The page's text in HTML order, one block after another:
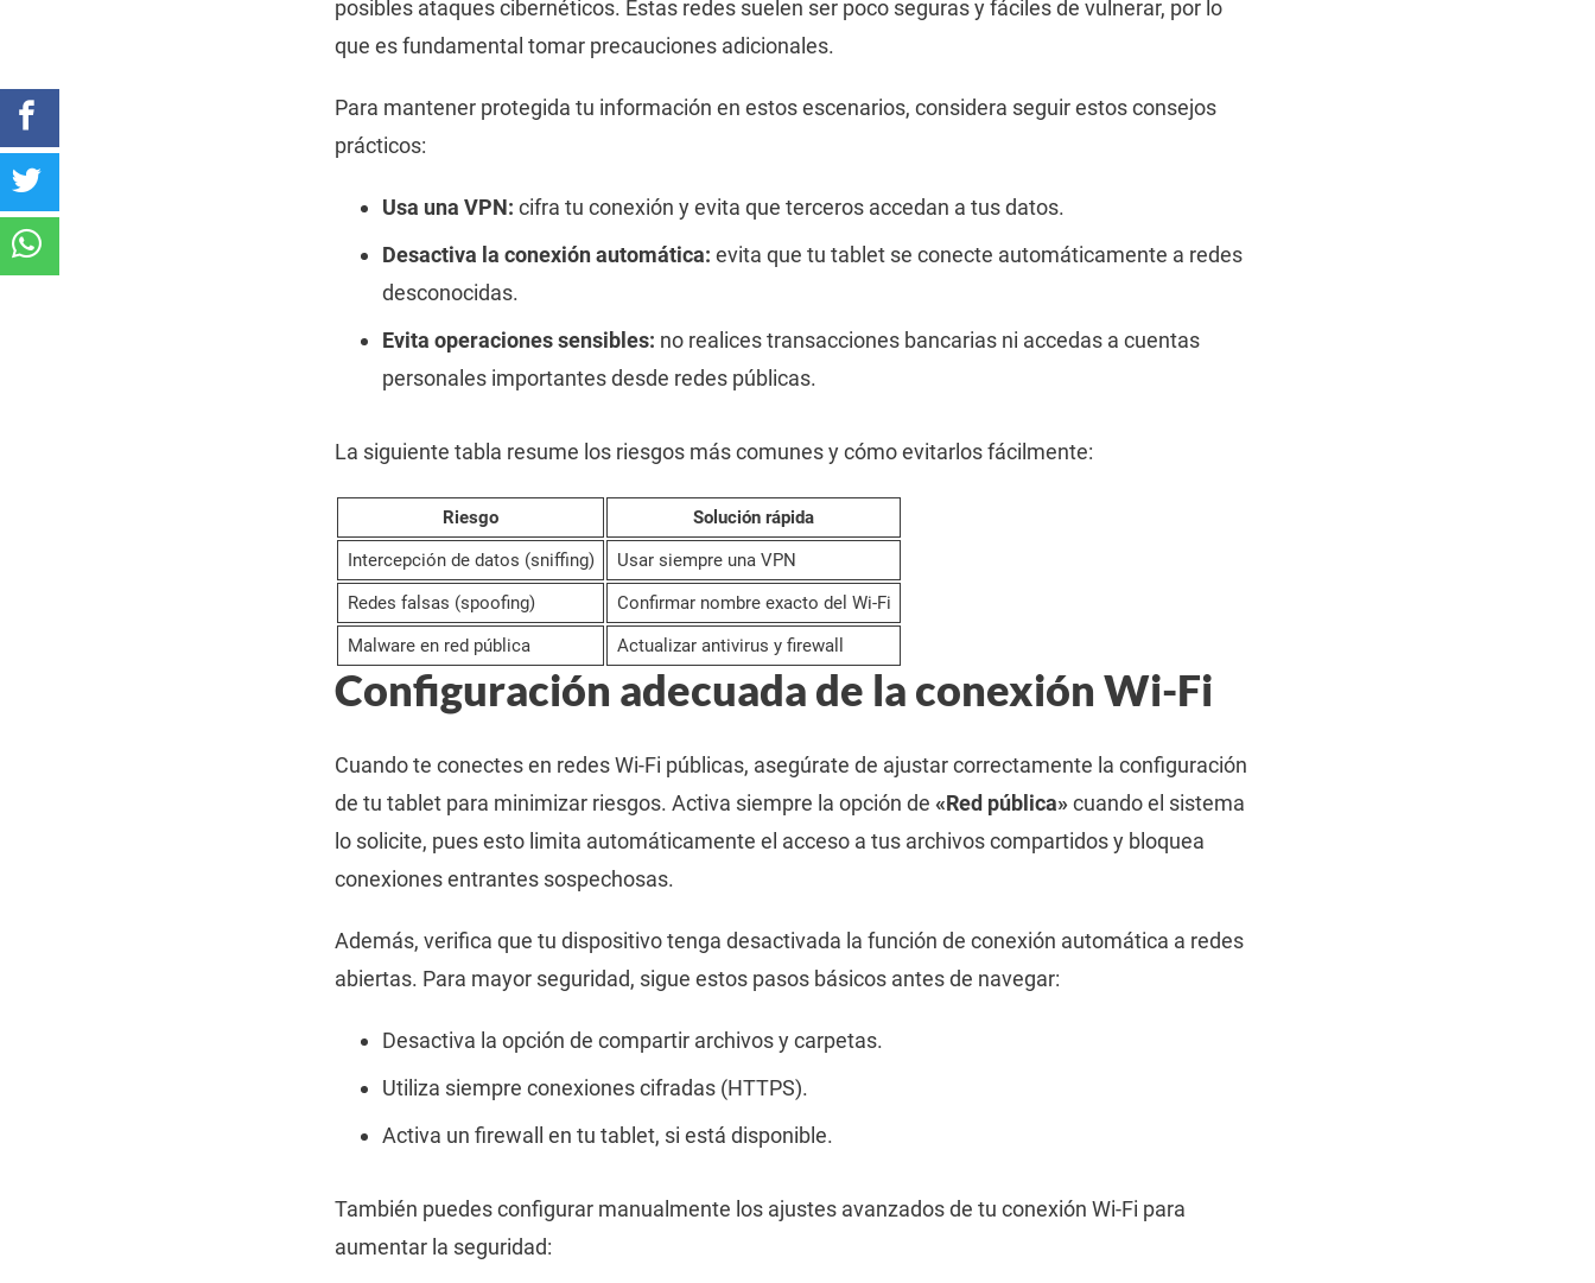
posibles ataques cibernéticos. Estas redes suelen ser poco seguras y fáciles de vulnerar, por lo
que es fundamental tomar precauciones adicionales.
Para mantener protegida tu información en estos escenarios, considera seguir estos consejos
prácticos:
Usa una VPN: cifra tu conexión y evita que terceros accedan a tus datos.
Desactiva la conexión automática: evita que tu tablet se conecte automáticamente a redes
desconocidas.
Evita operaciones sensibles: no realices transacciones bancarias ni accedas a cuentas
personales importantes desde redes públicas.
La siguiente tabla resume los riesgos más comunes y cómo evitarlos fácilmente:
Riesgo
Solución rápida
Intercepción de datos (sniffing)
Usar siempre una VPN
Redes falsas (spoofing)
Confirmar nombre exacto del Wi-Fi
Malware en red pública
Actualizar antivirus y firewall
Configuración adecuada de la conexión Wi-Fi
Cuando te conectes en redes Wi-Fi públicas, asegúrate de ajustar correctamente la configuración
de tu tablet para minimizar riesgos. Activa siempre la opción de «Red pública»cuando el sistema
lo solicite, pues esto limita automáticamente el acceso a tus archivos compartidos y bloquea
conexiones entrantes sospechosas.
Además, verifica que tu dispositivo tenga desactivada la función de conexión automática a redes
abiertas. Para mayor seguridad, sigue estos pasos básicos antes de navegar:
Desactiva la opción de compartir archivos y carpetas.
Utiliza siempre conexiones cifradas (HTTPS).
Activa un firewall en tu tablet, si está disponible.
También puedes configurar manualmente los ajustes avanzados de tu conexión Wi-Fi para
aumentar la seguridad: